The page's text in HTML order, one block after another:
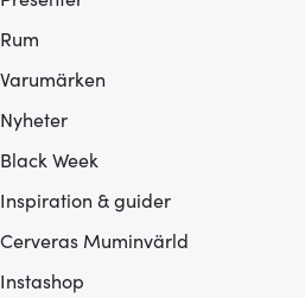
Rum
Varumärken
Nyheter
Black Week
Inspiration & guider
Cerveras Muminvärld
Instashop